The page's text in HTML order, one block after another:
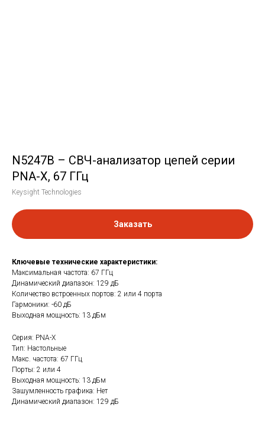
N5247B – СВЧ-анализатор цепей серии
PNA-X, 67 ГГц
Keysight Technologies
Заказать
Ключевые технические характеристики:
Максимальная частота: 67 ГГц
Динамический диапазон: 129 дБ
Количество встроенных портов: 2 или 4 порта
Гармоники: -60 дБ
Выходная мощность: 13 дБм
Серия: PNA-X
Тип: Настольные
Макс. частота: 67 ГГц
Порты: 2 или 4
Выходная мощность: 13 дБм
Зашумленность графика: Нет
Динамический диапазон: 129 дБ